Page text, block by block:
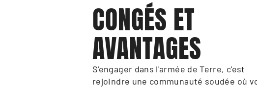
CONGÉS ET
AVANTAGES
S'engager dans l'armée de Terre, c'est
rejoindre une communauté soudée où